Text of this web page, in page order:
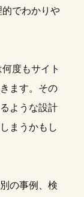
でわかりや
度もサイト
ます。その
ような設計
まうかもし
の事例、検